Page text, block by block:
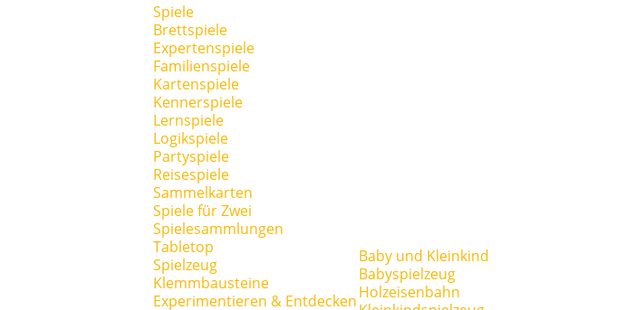
Spiele
Brettspiele
Expertenspiele
Familienspiele
Kartenspiele
Kennerspiele
Lernspiele
Logikspiele
Partyspiele
Reisespiele
Sammelkarten
Spiele für Zwei
Spielesammlungen
Tabletop
Spielzeug
Klemmbausteine
Experimentieren & Entdecken
Baby und Kleinkind
Babyspielzeug
Holzeisenbahn